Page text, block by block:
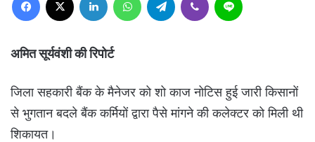
अमित सूर्यवंशी की रिपोर्ट
जिला सहकारी बैंक के मैनेजर को शो काज नोटिस हुई जारी किसानों
से भुगतान बदले बैंक कर्मियों द्वारा पैसे मांगने की कलेक्टर को मिली थी
शिकायत।